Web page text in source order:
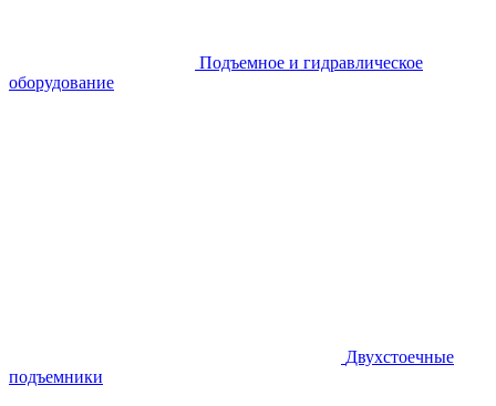
Подъемное и гидравлическое
оборудование
Двухстоечные
подъемники